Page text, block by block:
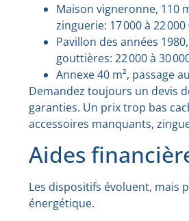
Maison vigneronne, 110
zinguerie: 17 000 à 22 000
Pavillon des années
gouttières: 22 000 à 30
Annexe 40 m², passage
Demandez toujours un devis
garanties. Un prix trop bas
accessoires manquants,
Aides
Les dispositifs évoluent, mais
énergétique.